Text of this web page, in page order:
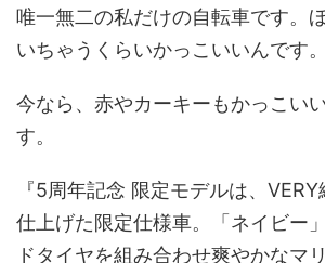
唯一無二の私だけの自転車です。
いちゃうくらいかっこいいんです。
今なら、赤やカーキーもかっこい
す。
『5周年記念 限定モデルは、
仕上げた限定仕様車。「ネイビー
ドタイヤを組み合わせ爽やかなマ